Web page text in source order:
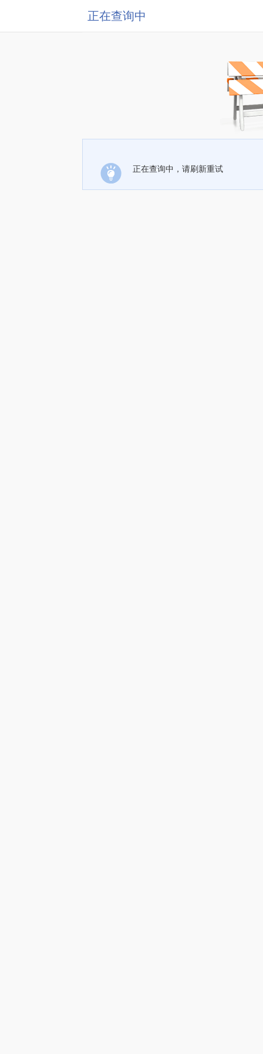
正在查询中
正在查询中，请刷新重试